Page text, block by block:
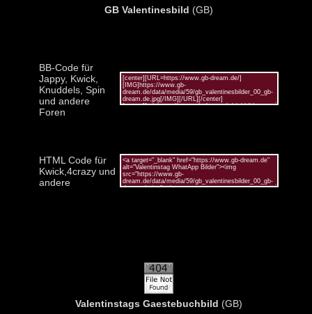
GB Valentinesbild (GB)
BB-Code für
Jappy, Kwick,
Knuddels, Spin
und andere
Foren
HTML Code für
Kwick,4crazy und
andere
Valentinstags Gaestebuchbild (GB)